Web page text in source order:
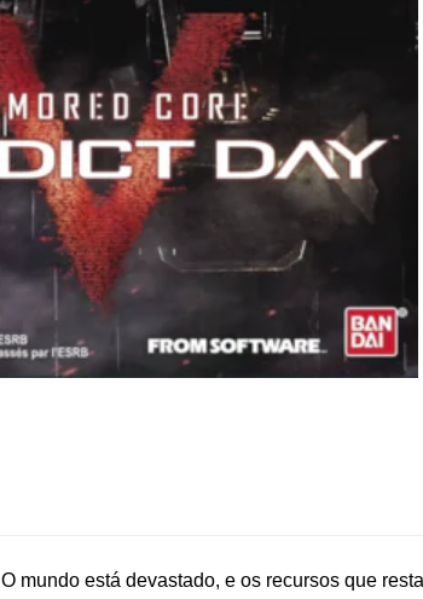
O mundo está devastado, e os recursos que